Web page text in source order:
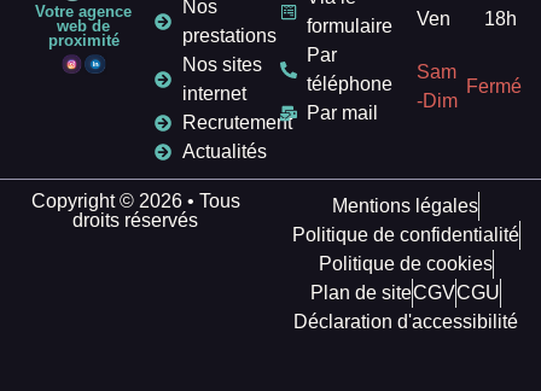
Votre agence
web de
proximité
Nos
prestations
Nos sites
internet
Recrutement
Actualités
formulaire
Par
téléphone
Par mail
Ven
18h
Sam
-Dim
Fermé
Copyright © 2026 • Tous
droits réservés
Mentions légales
Politique de confidentialité
Politique de cookies
Plan de siteCGVCGU
Déclaration d'accessibilité